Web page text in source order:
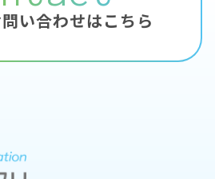
い合わせはこちら